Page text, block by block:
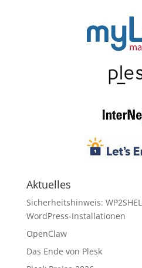
Aktuelles
Sicherheitshinweis:
WordPress-Installationen
OpenClaw
Das Ende von Plesk